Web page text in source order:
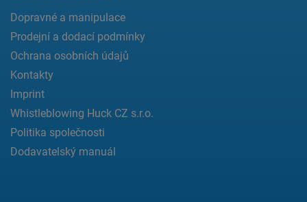
Dopravné a manipulace
Prodejní a dodací podmínky
Ochrana osobních údajů
Kontakty
Imprint
Whistleblowing Huck CZ s.r.o.
Politika společnosti
Dodavatelský manuál